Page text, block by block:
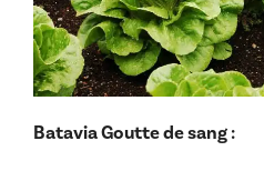
Batavia Goutte de sang :